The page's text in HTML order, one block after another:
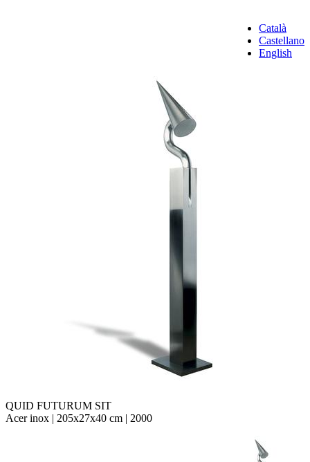
Català
Castellano
English
QUID FUTURUM SIT
Acer inox | 205x27x40 cm | 2000